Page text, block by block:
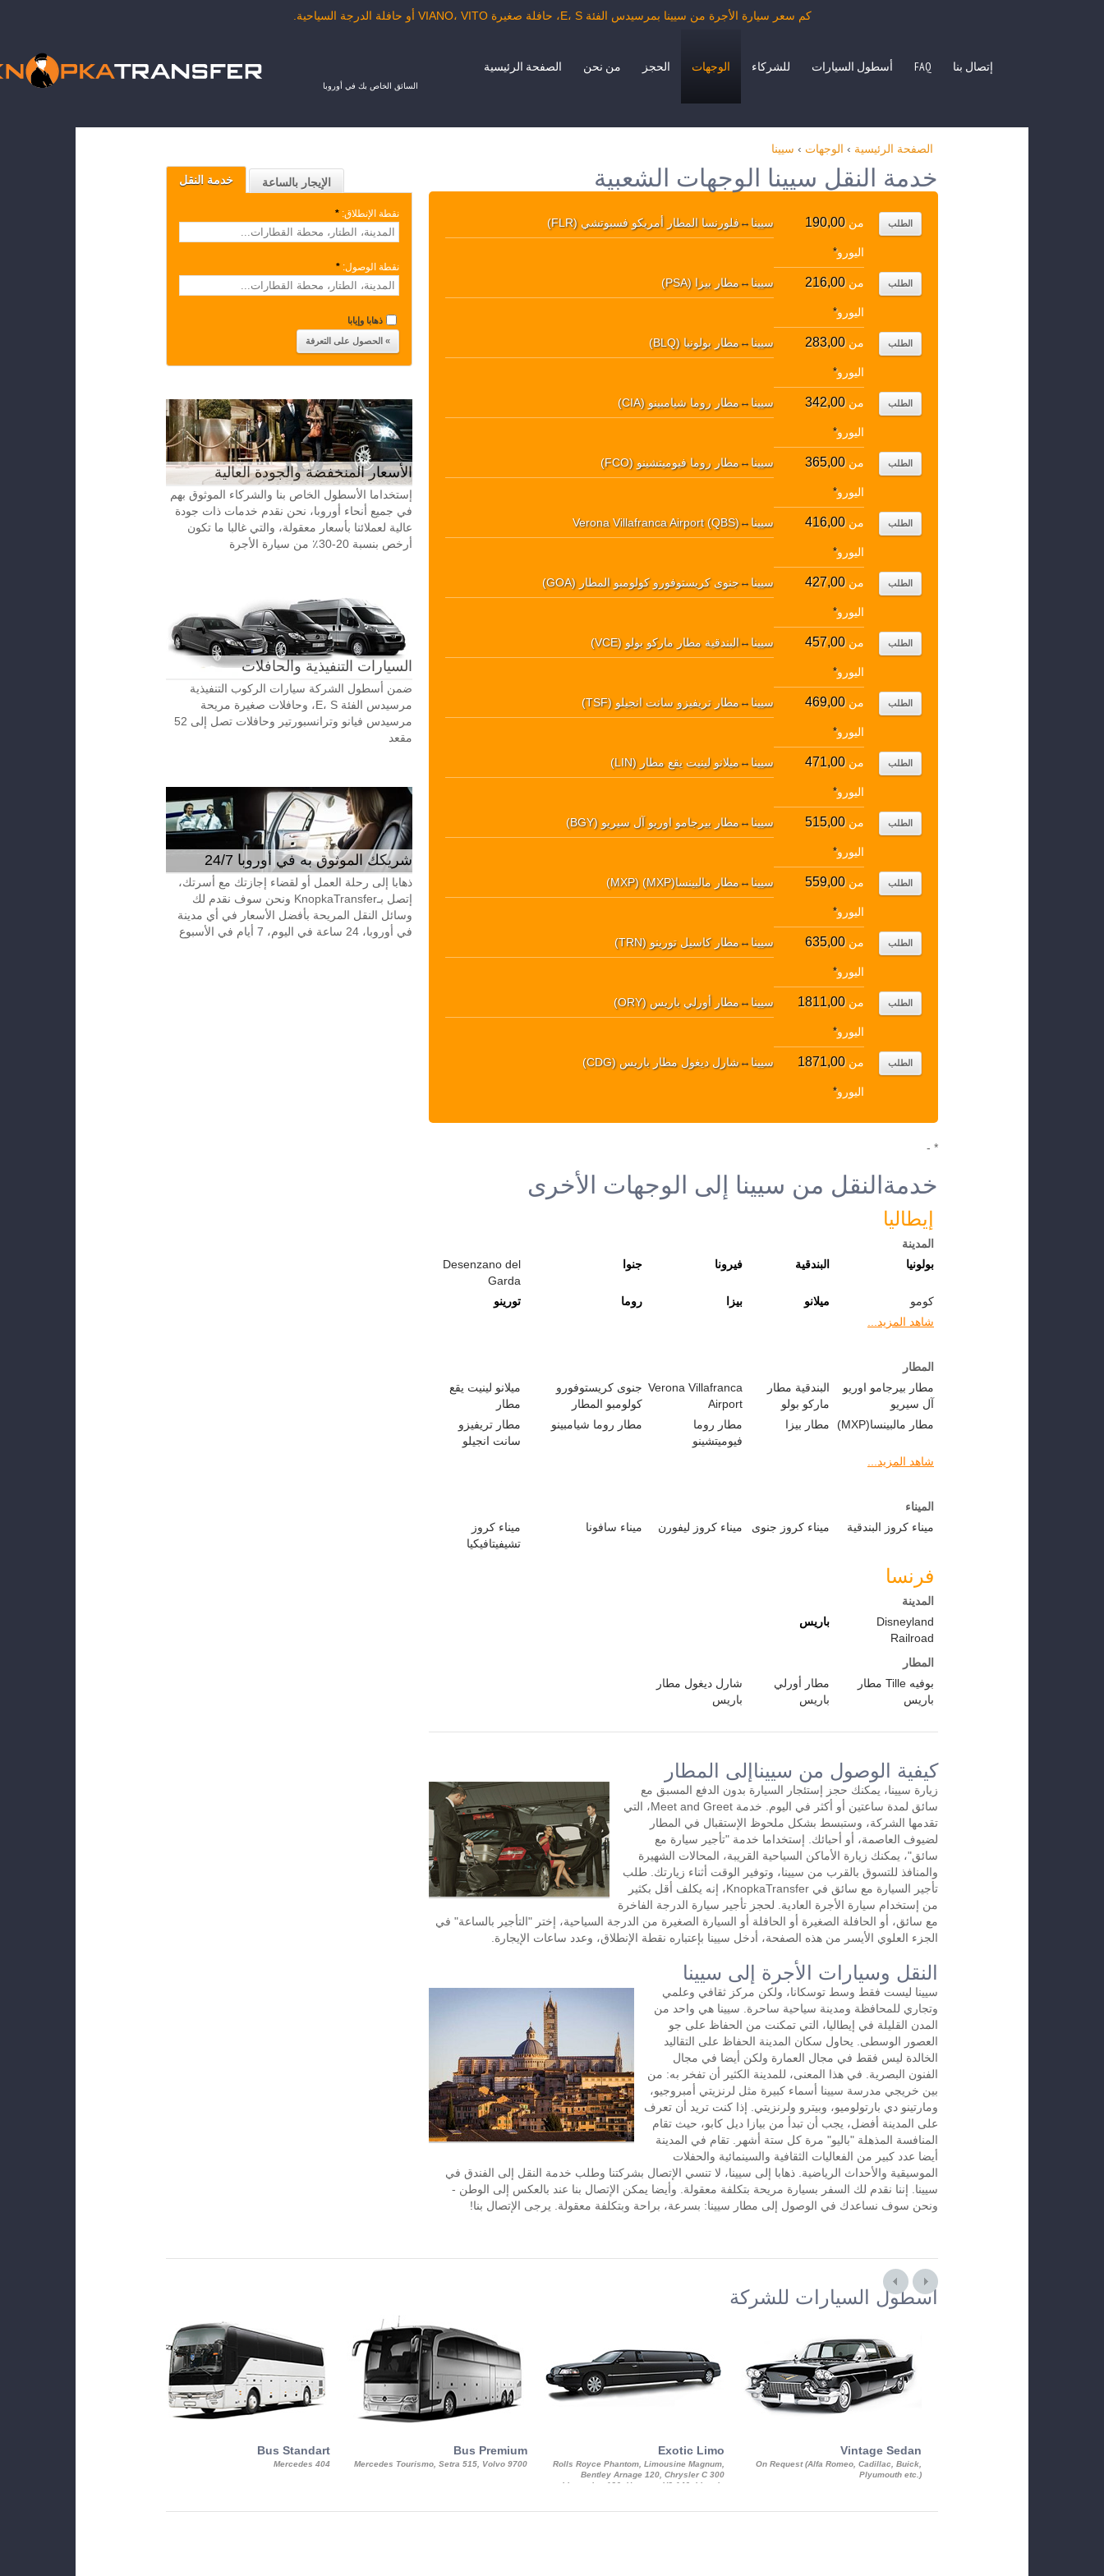
كم سعر سيارة الأجرة من سيينا بمرسيدس الفئة E، S، حافلة صغيرة VIANO، VITO أو حافلة الدرجة السياحية.
السائق الخاص بك في أوروبا
الصفحة الرئيسية من نحن الحجز الوجهات للشركاء أسطول السيارات FAQ إتصال بنا
الصفحة الرئيسية › الوجهات › سيينا
خدمة النقل الإيجار بالساعة
نقطة الإنطلاق: *
نقطة الوصول: *
ذهابا وإيابا
الأسعار المنخفضة والجودة العالية
إستخداما الأسطول الخاص بنا والشركاء الموثوق بهم
في جميع أنحاء أوروبا، نحن نقدم خدمات ذات جودة
عالية لعملائنا بأسعار معقولة، والتي غالبا ما تكون
أرخص بنسبة 20-30٪ من سيارة الأجرة
السيارات التنفيذية والحافلات
ضمن أسطول الشركة سيارات الركوب التنفيذية
مرسيدس الفئة E، S، وحافلات صغيرة مريحة
مرسيدس فيانو وترانسبورتير وحافلات تصل إلى 52
مقعد
شريكك الموثوق به في أوروبا 24/7
ذهابا إلى رحلة العمل أو لقضاء إجازتك مع أسرتك،
إتصل بـKnopkaTransfer ونحن سوف نقدم لك
وسائل النقل المريحة بأفضل الأسعار في أي مدينة
في أوروبا، 24 ساعة في اليوم، 7 أيام في الأسبوع
خدمة النقل سيينا الوجهات الشعبية
سيينا ↔فلورنسا المطار أمريكو فسبوتشي (FLR) من190,00
اليورو*
الطلب
سيينا ↔مطار بيزا (PSA) من216,00
اليورو*
الطلب
سيينا ↔مطار بولونيا (BLQ) من283,00
اليورو*
الطلب
سيينا ↔مطار روما شيامبينو (CIA) من342,00
اليورو*
الطلب
سيينا ↔مطار روما فيوميتشينو (FCO) من365,00
اليورو*
الطلب
سيينا ↔
Verona Villafranca Airport (QBS) من416,00
اليورو*
الطلب
سيينا ↔جنوى كريستوفورو كولومبو المطار (GOA) من427,00
اليورو*
الطلب
سيينا ↔البندقية مطار ماركو بولو (VCE) من457,00
اليورو*
الطلب
سيينا ↔مطار تريفيزو سانت انجيلو (TSF) من469,00
اليورو*
الطلب
سيينا ↔ميلانو لينيت يقع مطار (LIN) من471,00
اليورو*
الطلب
سيينا ↔مطار بيرجامو اوريو آل سيريو (BGY) من515,00
اليورو*
الطلب
سيينا ↔مطار مالبينسا(MXP) (MXP) من559,00
اليورو*
الطلب
سيينا ↔مطار كاسيل تورينو (TRN) من635,00
اليورو*
الطلب
سيينا ↔مطار أورلي باريس (ORY) من1811,00
اليورو*
الطلب
سيينا ↔شارل ديغول مطار باريس (CDG) من1871,00
اليورو*
الطلب
* -
خدمةالنقل من سيينا إلى الوجهات الأخرى
إيطاليا
المدينة
بولونيا
البندقية فيرونا جنوا
Desenzano del
Garda
كومو
ميلانو بيزا روما
تورينو
شاهد المزيد...
المطار
مطار بيرجامو اوريو
آل سيريو
البندقية مطار
ماركو بولو
Verona Villafranca
Airport
جنوى كريستوفورو
كولومبو المطار
ميلانو لينيت يقع
مطار
مطار مالبينسا(MXP)
مطار بيزا
مطار روما
فيوميتشينو
مطار روما شيامبينو
مطار تريفيزو
سانت انجيلو
شاهد المزيد...
الميناء
ميناء كروز البندقية
ميناء كروز جنوى ميناء كروز ليفورن ميناء سافونا
ميناء كروز
تشيفيتافيكيا
فرنسا
المدينة
Disneyland
Railroad
باريس
المطار
بوفيه Tille مطار
باريس
مطار أورلي
باريس
شارل ديغول مطار
باريس
كيفية الوصول من سييناإلى المطار
زيارة سيينا، يمكنك حجز إستئجار السيارة بدون الدفع المسبق مع
سائق لمدة ساعتين أو أكثر في اليوم. خدمة Meet and Greet، التي
تقدمها الشركة، وستبسط بشكل ملحوظ الإستقبال في المطار
لضيوف العاصمة، أو أحبائك. إستخداما خدمة "تأجير سيارة مع
سائق"، يمكنك زيارة الأماكن السياحية القريبة، المحالات الشهيرة
والمنافذ للتسوق بالقرب من سيينا، وتوفير الوقت أثناء زيارتك. طلب
تأجير السيارة مع سائق في KnopkaTransfer، إنه يكلف أقل بكثير
من إستخدام سيارة الأجرة العادية. لحجز تأجير سيارة الدرجة الفاخرة
مع سائق، أو الحافلة الصغيرة أو الحافلة أو السيارة الصغيرة من الدرجة السياحية، إختر "التأجير بالساعة" في
الجزء العلوي الأيسر من هذه الصفحة، أدخل سيينا بإعتباره نقطة الإنطلاق، وعدد ساعات الإيجارة.
النقل وسيارات الأجرة إلى سيينا
سيينا ليست فقط وسط توسكانا، ولكن مركز ثقافي وعلمي
وتجاري للمحافظة ومدينة سياحية ساحرة. سيينا هي واحد من
المدن القليلة في إيطاليا، التي تمكنت من الحفاظ على جو
العصور الوسطى. يحاول سكان المدينة الحفاظ على التقاليد
الخالدة ليس فقط في مجال العمارة ولكن أيضا في مجال
الفنون البصرية. في هذا المعنى، للمدينة الكثير أن تفخر به: من
بين خريجي مدرسة سيينا أسماء كبيرة مثل لرنزيتي أمبروجيو،
ومارتينو دي بارتولوميو، وبيترو ولرنزيتي. إذا كنت تريد أن تعرف
على المدينة أفضل، يجب أن تبدأ من بيازا ديل كابو، حيث تقام
المنافسة المذهلة "باليو" مرة كل ستة أشهر. تقام في المدينة
أيضا عدد كبير من الفعاليات الثقافية والسينمائية والحفلات
الموسيقية والأحداث الرياضية. ذهابا إلى سيينا، لا تنسي الإتصال بشركتنا وطلب خدمة النقل إلى الفندق في
سيينا. إننا نقدم لك السفر بسيارة مريحة بتكلفة معقولة. وأيضا يمكن الإتصال بنا عند بالعكس إلى الوطن -
ونحن سوف نساعدك في الوصول إلى مطار سيينا: بسرعة، براحة وبتكلفة معقولة. يرجى الإتصال بنا!
أسطول السيارات للشركة
Bus Standart
Mercedes 404
Bus Premium
Mercedes Tourismo, Setra 515, Volvo 9700
Exotic Limo
Rolls Royce Phantom, Limousine Magnum,
Bentley Arnage 120, Chrysler C 300
Limousine 130, Hummer H3 140, Lincoln
Vintage Sedan
On Request (Alfa Romeo, Cadillac, Buick,
Plyumouth etc.)